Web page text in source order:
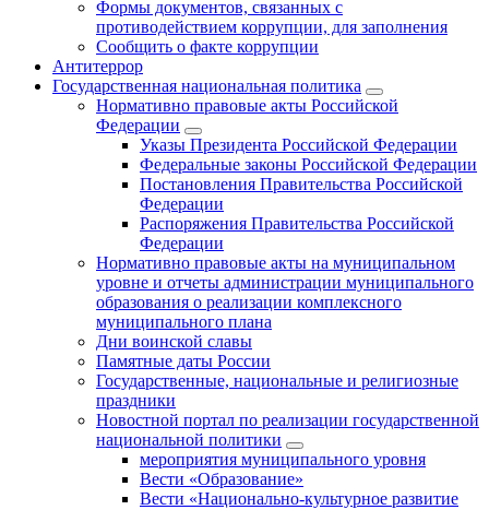
Формы документов, связанных с
противодействием коррупции, для заполнения
Сообщить о факте коррупции
Антитеррор
Государственная национальная политика
Нормативно правовые акты Российской
Федерации
Указы Президента Российской Федерации
Федеральные законы Российской Федерации
Постановления Правительства Российской
Федерации
Распоряжения Правительства Российской
Федерации
Нормативно правовые акты на муниципальном
уровне и отчеты администрации муниципального
образования о реализации комплексного
муниципального плана
Дни воинской славы
Памятные даты России
Государственные, национальные и религиозные
праздники
Новостной портал по реализации государственной
национальной политики
мероприятия муниципального уровня
Вести «Образование»
Вести «Национально-культурное развитие